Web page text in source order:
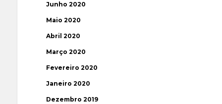
Junho 2020
Maio 2020
Abril 2020
Março 2020
Fevereiro 2020
Janeiro 2020
Dezembro 2019